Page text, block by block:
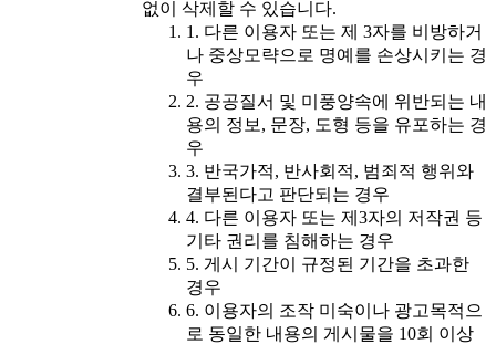
없이 삭제할 수 있습니다.
1. 다른 이용자 또는 제 3자를 비방하거
나 중상모략으로 명예를 손상시키는 경
우
2. 공공질서 및 미풍양속에 위반되는 내
용의 정보, 문장, 도형 등을 유포하는 경
우
3. 반국가적, 반사회적, 범죄적 행위와
결부된다고 판단되는 경우
4. 다른 이용자 또는 제3자의 저작권 등
기타 권리를 침해하는 경우
5. 게시 기간이 규정된 기간을 초과한
경우
6. 이용자의 조작 미숙이나 광고목적으
로 동일한 내용의 게시물을 10회 이상